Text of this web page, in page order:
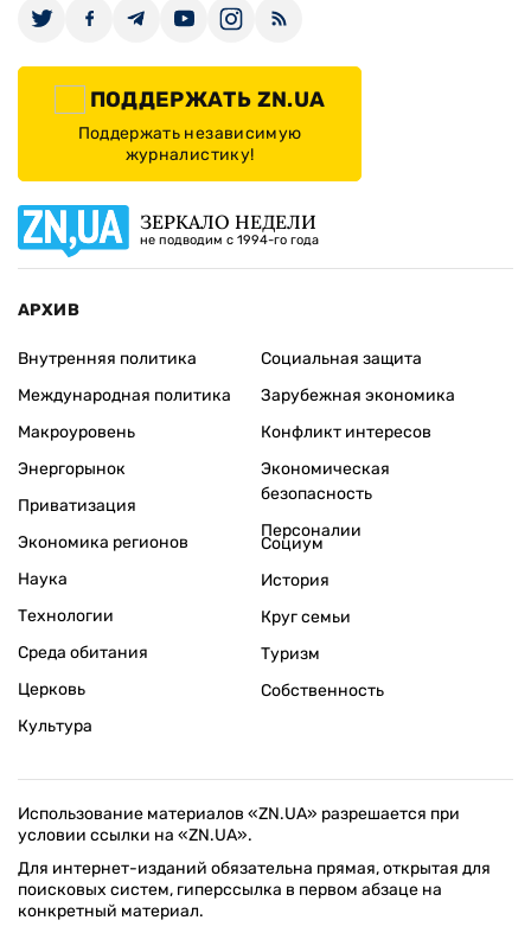
ПОДДЕРЖАТЬ ZN.UA
Поддержать независимую
журналистику!
ЗЕРКАЛО НЕДЕЛИ
не подводим с 1994-го года
АРХИВ
Внутренняя политика
Международная политика
Макроуровень
Энергорынок
Приватизация
Экономика регионов
Социальная защита
Зарубежная экономика
Конфликт интересов
Экономическая
безопасность
Персоналии
Наука
Технологии
Среда обитания
Церковь
Культура
Социум
История
Круг семьи
Туризм
Собственность
Использование материалов «ZN.UA» разрешается при
условии ссылки на «ZN.UA».
Для интернет-изданий обязательна прямая, открытая для
поисковых систем, гиперссылка в первом абзаце на
конкретный материал.